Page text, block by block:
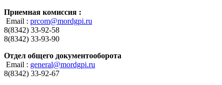
Приемная комиссия :
Email : prcom@mordgpi.ru
8(8342) 33-92-58
8(8342) 33-93-90
Отдел общего документооборота
Email : general@mordgpi.ru
8(8342) 33-92-67